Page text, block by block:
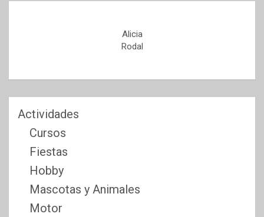
Alicia
Rodal
Actividades
Cursos
Fiestas
Hobby
Mascotas y Animales
Motor